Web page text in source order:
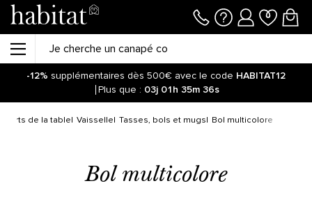
-12% supplémentaires dès 500€ avec le code HABITAT12
Plus que : 03j 01h 35m 36s
Arts de la table Vaisselle Tasses, bols et mugs Bol multicolore
Bol multicolore